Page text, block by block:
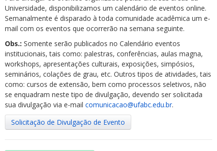
Universidade, disponibilizamos um calendário de eventos online.
Semanalmente é disparado à toda comunidade acadêmica um e-
mail com os eventos que ocorrerão na semana seguinte.
Obs.: Somente serão publicados no Calendário eventos
institucionais, tais como: palestras, conferências, aulas magna,
workshops, apresentações culturais, exposições, simpósios,
seminários, colações de grau, etc. Outros tipos de atividades, tais
como: cursos de extensão, bem como processos seletivos, não
se enquadram neste tipo de divulgação, devendo ser solicitada
sua divulgação via e-mail comunicacao@ufabc.edu.br.
Solicitação de Divulgação de Evento